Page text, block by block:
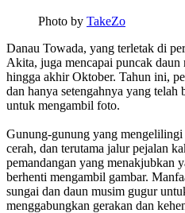
Photo by TakeZo
Danau Towada, yang terletak di
Akita, juga mencapai puncak daun
hingga akhir Oktober. Tahun ini,
dan hanya setengahnya yang telah
untuk mengambil foto.
Gunung-gunung yang
cerah, dan terutama jalur pejalan
pemandangan yang menakjubkan
berhenti mengambil gambar.
sungai dan daun musim gugur
menggabungkan gerakan dan